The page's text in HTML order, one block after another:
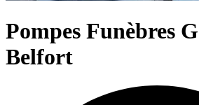
Pompes Funèbres
Belfort